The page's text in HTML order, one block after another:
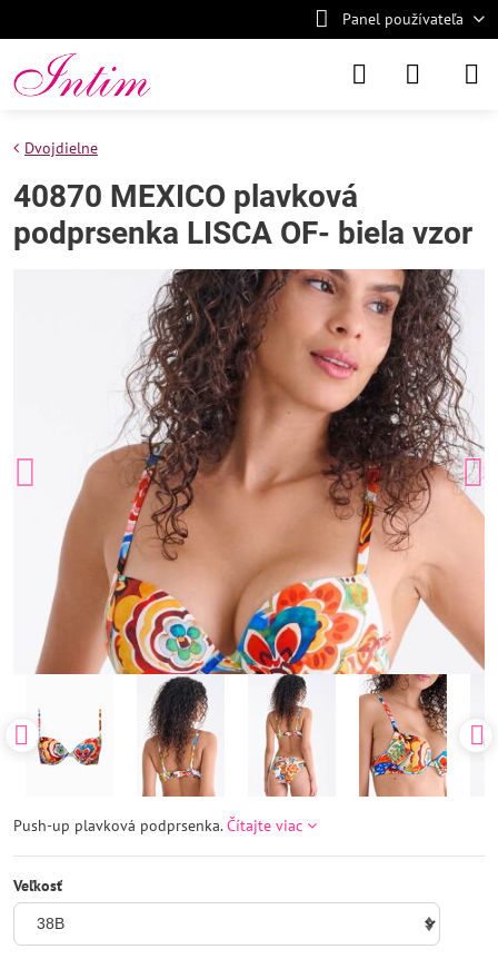
Panel používateľa
Dvojdielne
40870 MEXICO plavková
podprsenka LISCA OF- biela vzor
Push-up plavková podprsenka.Čítajte viac
Veľkosť